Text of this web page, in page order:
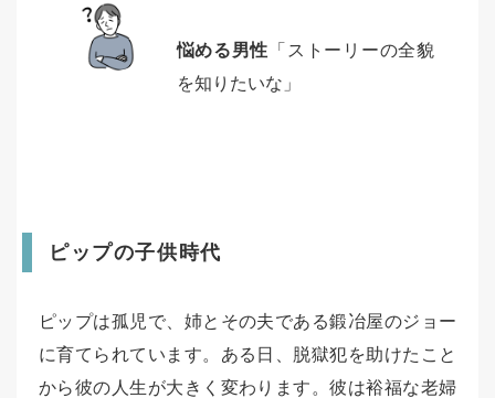
悩める男性 「ストーリーの全貌
を知りたいな」
ピップの子供時代
ピップは孤児で、姉とその夫である鍛冶屋のジョー
に育てられています。ある日、脱獄犯を助けたこと
から彼の人生が大きく変わります。彼は裕福な老婦